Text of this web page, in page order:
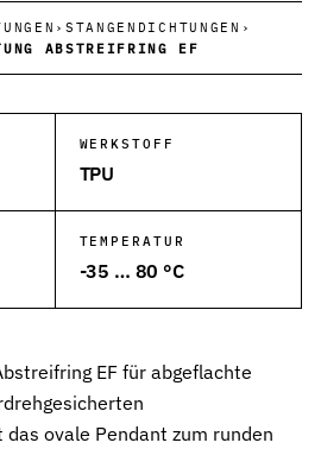
in Hydraulik und Pneumatik
Kolbenbewegungen in Hydraulik- und
Wellen und Rotoren
Staub und Feuchtigkeit
›STANGENDICHTUNGEN ›
ABSTREIFRING EF
WERKSTOFF
TPU
TEMPERATUR
-35 … 80 °C
EF für abgeflachte
ovale Pendant zum runden